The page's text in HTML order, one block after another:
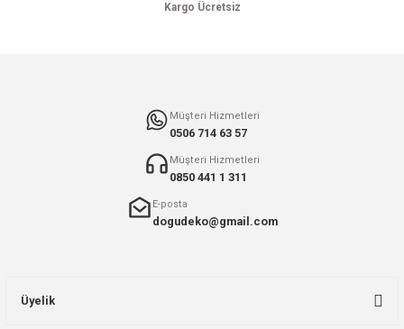
Kargo Ücretsiz
Müşteri Hizmetleri
0506 714 63 57
Müşteri Hizmetleri
0850 441 1 311
E-posta
dogudeko@gmail.com
Üyelik